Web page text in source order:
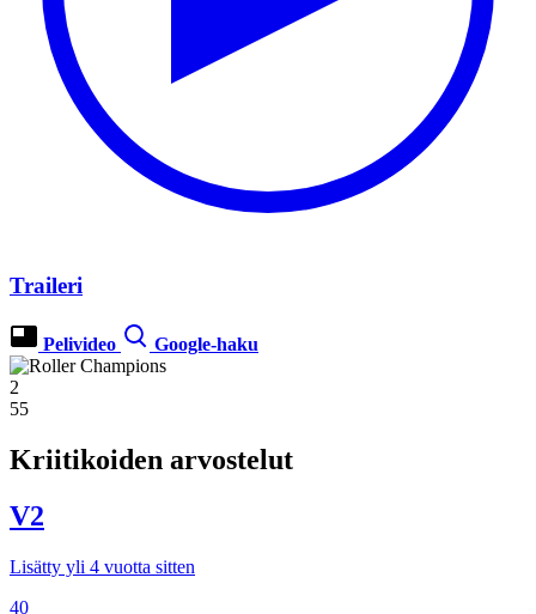
Traileri
Pelivideo Google-haku
2
55
Kriitikoiden arvostelut
V2
Lisätty yli 4 vuotta sitten
40